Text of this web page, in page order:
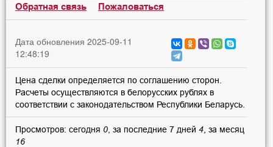
Обратная связь Пожаловаться
Дата обновления 2025-09-11
12:48:19
Цена сделки определяется по соглашению сторон.
Расчеты осуществляются в белорусских рублях в
соответствии с законодательством Республики Беларусь.
Просмотров: сегодня 0 , за последние 7 дней 4 , за месяц
16